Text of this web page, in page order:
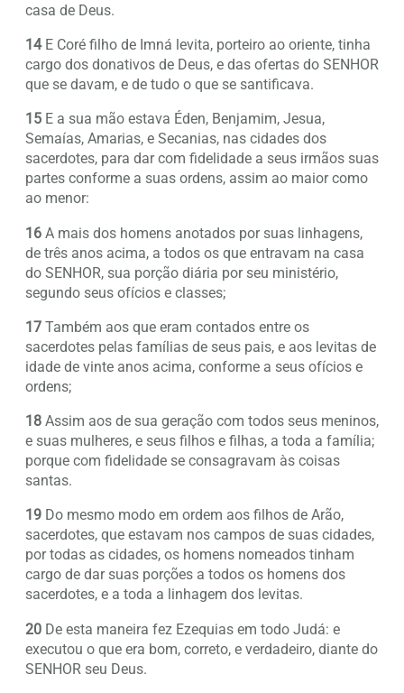
casa de Deus.
14E Coré filho de Imná levita, porteiro ao oriente, tinha
cargo dos donativos de Deus, e das ofertas do SENHOR
que se davam, e de tudo o que se santificava.
15 E a sua mão estava Éden, Benjamim, Jesua,
Semaías, Amarias, e Secanias, nas cidades dos
sacerdotes, para dar com fidelidade a seus irmãos suas
partes conforme a suas ordens, assim ao maior como
ao menor:
16 A mais dos homens anotados por suas linhagens,
de três anos acima, a todos os que entravam na casa
do SENHOR, sua porção diária por seu ministério,
segundo seus ofícios e classes;
17 Também aos que eram contados entre os
sacerdotes pelas famílias de seus pais, e aos levitas de
idade de vinte anos acima, conforme a seus ofícios e
ordens;
18 Assim aos de sua geração com todos seus meninos,
e suas mulheres, e seus filhos e filhas, a toda a família;
porque com fidelidade se consagravam às coisas
santas.
19 Do mesmo modo em ordem aos filhos de Arão,
sacerdotes, que estavam nos campos de suas cidades,
por todas as cidades, os homens nomeados tinham
cargo de dar suas porções a todos os homens dos
sacerdotes, e a toda a linhagem dos levitas.
20 De esta maneira fez Ezequias em todo Judá: e
executou o que era bom, correto, e verdadeiro, diante do
SENHOR seu Deus.